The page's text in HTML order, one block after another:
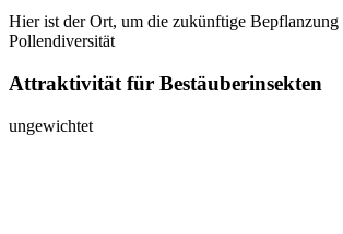
Hier ist der Ort, um die zukünftige Bepflanzung
Pollendiversität
Attraktivität für Bestäuberinsekten
ungewichtet